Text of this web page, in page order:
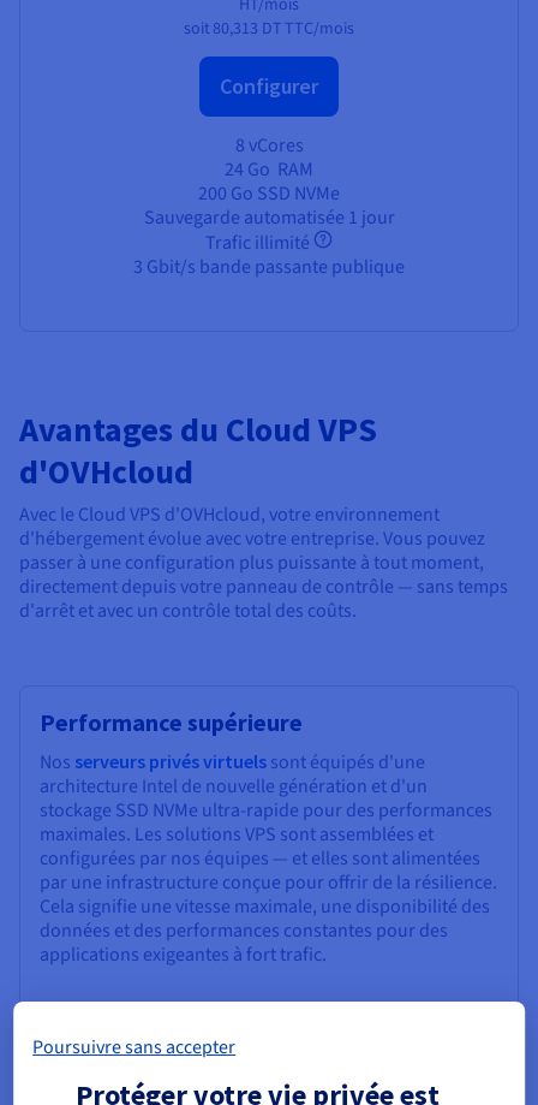
HT/mois
soit 80,313 DTTTC/mois
Configurer
8 vCores
24 Go RAM
200 Go SSD NVMe
Sauvegarde automatisée 1 jour
Trafic illimité
3 Gbit/s bande passante publique
Avantages du Cloud VPS
d'OVHcloud
Avec le Cloud VPS d'OVHcloud, votre environnement
d'hébergement évolue avec votre entreprise. Vous pouvez
passer à une configuration plus puissante à tout moment,
directement depuis votre panneau de contrôle — sans temps
d'arrêt et avec un contrôle total des coûts.
Performance supérieure
Nos serveurs privés virtuels sont équipés d'une
architecture Intel de nouvelle génération et d'un
stockage SSD NVMe ultra-rapide pour des performances
maximales. Les solutions VPS sont assemblées et
configurées par nos équipes — et elles sont alimentées
par une infrastructure conçue pour offrir de la résilience.
Cela signifie une vitesse maximale, une disponibilité des
données et des performances constantes pour des
applications exigeantes à fort trafic.
Poursuivre sans accepter
Protéger votre vie privée est